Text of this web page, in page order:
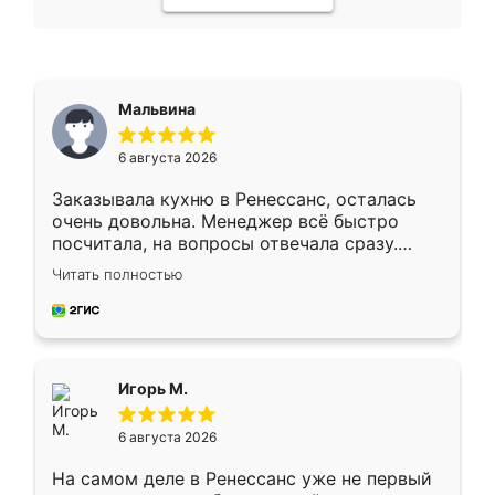
Мальвина
6 августа 2026
Заказывала кухню в Ренессанс, осталась
очень довольна. Менеджер всё быстро
посчитала, на вопросы отвечала сразу.
Замерщик приехал в субботу, подошёл к
делу со всей ответственностью. Собрали
за день, ребята работали аккуратно, даже
Читать полностью
Игорь М.
6 августа 2026
На самом деле в Ренессанс уже не первый